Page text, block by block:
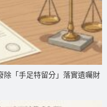
除「手足特留分」落實遺囑財